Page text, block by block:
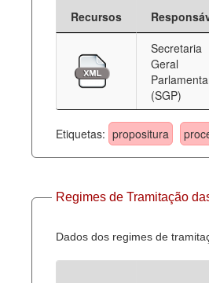
Recursos
Secretaria
Geral
(SGP)
Etiquetas: propositura
Regimes de Tramitação
Dados dos regimes de